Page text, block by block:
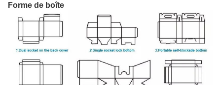
Forme de boîte